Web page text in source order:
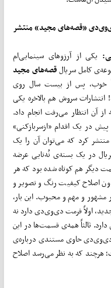
«قصه‌های مجید» منتشر
یکی از آرزوهای سینمایی‌ام
کامل سریالقصه‌هایمجید
خوب، پس از بیست سال روی
سروش هم بالاخره یکی
از آن انتظار می‌رفت انجام داد.
در یک اقدام «ازسربازکنی»
کرد که می‌توان آن را یک
در یک بسته‌ی نُه‌تایی عرضه
هم کوتاه شده بود که هر
اصلاح کیفیت رنگ و تصویر و
مشهور و مهم و محبوب. این بار،
اولاً فرمت دی‌وی‌دی دارد نه
ثالثاً همه‌ی قسمت‌ها در این
حاوی مستندی درباره‌ی
که به نظر می‌رسد اصلاح